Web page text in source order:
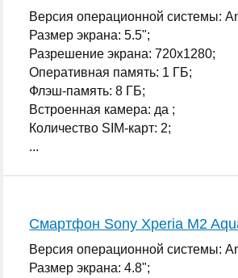
Версия операционной системы:
Размер экрана: 5.5";
Разрешение экрана: 720x1280;
Оперативная память: 1 ГБ;
Флэш-память: 8 ГБ;
Встроенная камера: да ;
Количество SIM-карт: 2;
...
Смартфон Sony Xperia M2
Версия операционной системы:
Размер экрана: 4.8";